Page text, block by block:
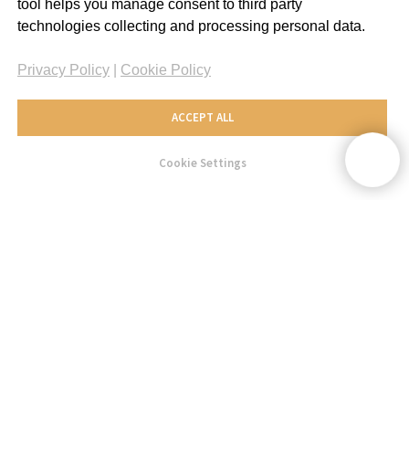
tool helps you manage consent to third party
technologies collecting and processing personal data.
Privacy Policy Cookie Policy
ACCEPT ALL
Cookie Settings